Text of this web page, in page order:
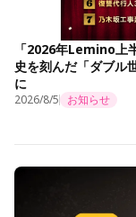
「2026年Lemino上
史を刻んだ「ダブル
に
2026/8/5 お知らせ